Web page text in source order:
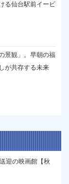
る仙台駅前イービ
景観」。早朝の福
が共存する未来
迎の映画館【秋